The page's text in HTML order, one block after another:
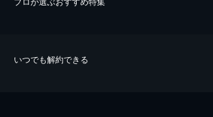
いつでも解約できる